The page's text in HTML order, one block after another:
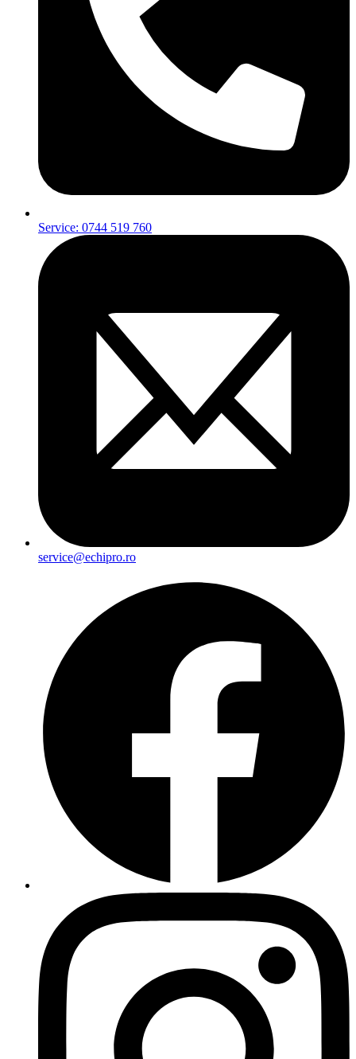
Service: 0744 519 760
service@echipro.ro